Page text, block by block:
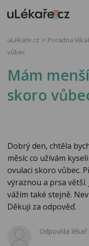
uLékaře.cz Poradna
vůbec
Mám
skoro
Dobrý den, chtěla
měsíc co užívám
ovulaci skoro vůbec.
výraznou a prsa větší.
vážím také stejně.
Děkuji za odpověď.
Odpovídá lékař: